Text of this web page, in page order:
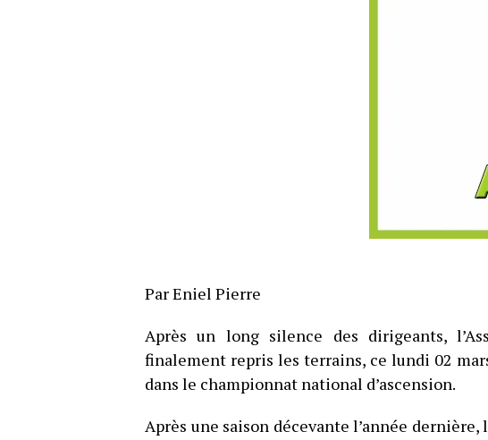
Par Eniel Pierre
Après un long silence des dirigeants,
finalement repris les terrains, ce lundi 02
dans le championnat national d’ascension.
Après une saison décevante l’année dernière,